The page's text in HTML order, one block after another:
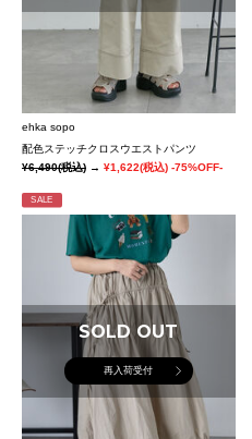
ehka sopo
配色ステッチクロスウエストパンツ
¥6,490(税込) → ¥1,622(税込) -75%OFF-
SALE
SOLD OUT
再入荷受付